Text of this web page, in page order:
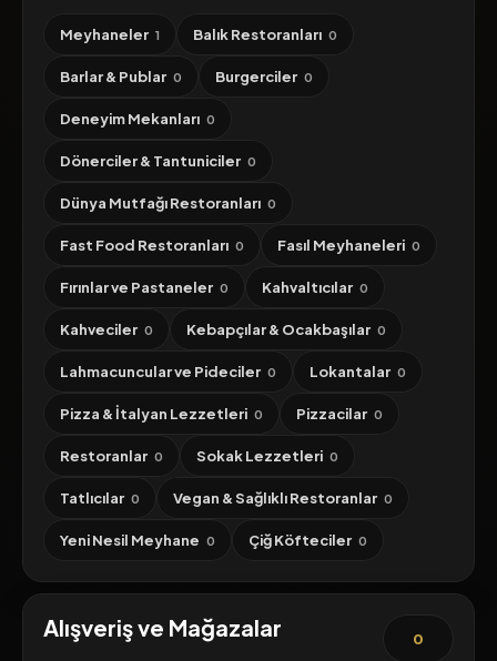
Meyhaneler 1 Balık Restoranları 0
Barlar & Publar 0 Burgerciler 0
Deneyim Mekanları 0
Dönerciler & Tantuniciler 0
Dünya Mutfağı Restoranları 0
Fast Food Restoranları 0 Fasıl Meyhaneleri 0
Fırınlar ve Pastaneler 0 Kahvaltıcılar 0
Kahveciler 0 Kebapçılar & Ocakbaşılar 0
Lahmacuncular ve Pideciler 0 Lokantalar 0
Pizza & İtalyan Lezzetleri 0 Pizzacilar 0
Restoranlar 0 Sokak Lezzetleri 0
Tatlıcılar 0 Vegan & Sağlıklı Restoranlar 0
Yeni Nesil Meyhane 0 Çiğ Köfteciler 0
Alışveriş ve Mağazalar 0